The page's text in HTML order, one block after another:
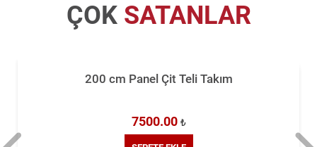
ÇOK SATANLAR